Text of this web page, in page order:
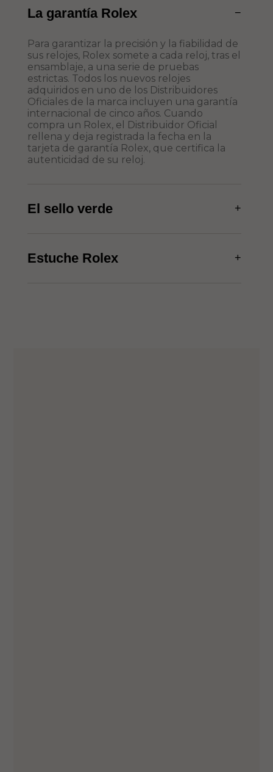
La garantía Rolex −
Para garantizar la precisión y la fiabilidad de
sus relojes, Rolex somete a cada reloj, tras el
ensamblaje, a una serie de pruebas
estrictas. Todos los nuevos relojes
adquiridos en uno de los Distribuidores
Oficiales de la marca incluyen una garantía
internacional de cinco años. Cuando
compra un Rolex, el Distribuidor Oficial
rellena y deja registrada la fecha en la
tarjeta de garantía Rolex, que certifica la
autenticidad de su reloj.
El sello verde +
Estuche Rolex +